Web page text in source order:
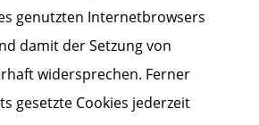
genutzten Internetbrowsers
damit der Setzung von
widersprechen. Ferner
gesetzte Cookies jederzeit